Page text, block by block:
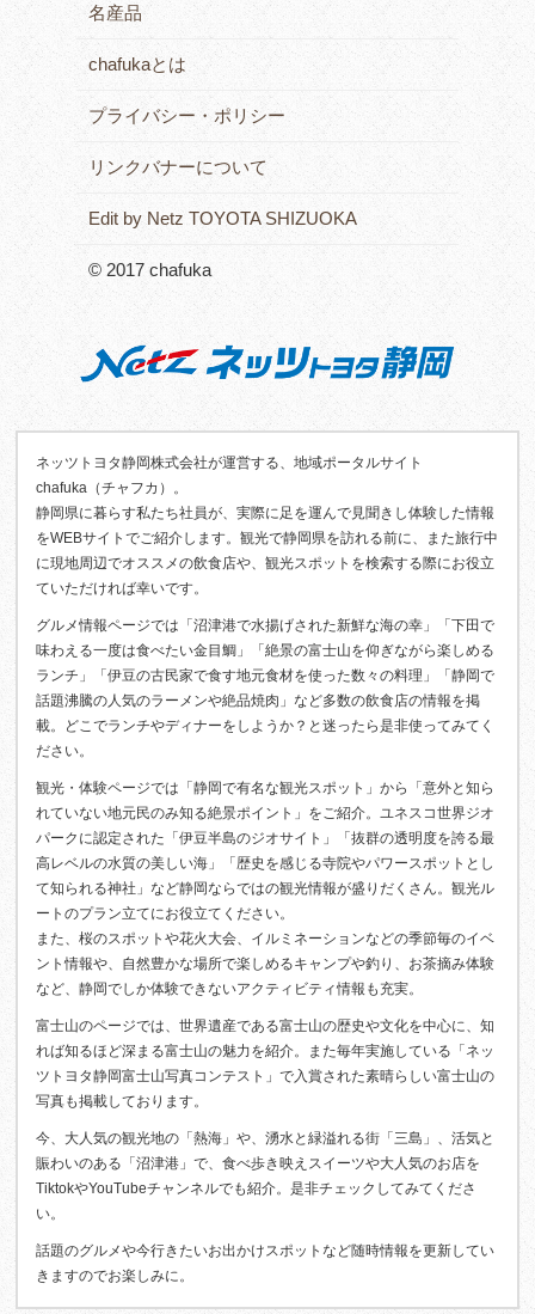
名産品
chafukaとは
プライバシー・ポリシー
リンクバナーについて
Edit by Netz TOYOTA SHIZUOKA
© 2017 chafuka
ネッツトヨタ静岡株式会社が運営する、地域ポータルサイト
chafuka（チャフカ）。
静岡県に暮らす私たち社員が、実際に足を運んで見聞きし体験した情報
をWEBサイトでご紹介します。観光で静岡県を訪れる前に、また旅行中
に現地周辺でオススメの飲食店や、観光スポットを検索する際にお役立
ていただければ幸いです。
グルメ情報ページでは「沼津港で水揚げされた新鮮な海の幸」「下田で
味わえる一度は食べたい金目鯛」「絶景の富士山を仰ぎながら楽しめる
ランチ」「伊豆の古民家で食す地元食材を使った数々の料理」「静岡で
話題沸騰の人気のラーメンや絶品焼肉」など多数の飲食店の情報を掲
載。どこでランチやディナーをしようか？と迷ったら是非使ってみてく
ださい。
観光・体験ページでは「静岡で有名な観光スポット」から「意外と知ら
れていない地元民のみ知る絶景ポイント」をご紹介。ユネスコ世界ジオ
パークに認定された「伊豆半島のジオサイト」「抜群の透明度を誇る最
高レベルの水質の美しい海」「歴史を感じる寺院やパワースポットとし
て知られる神社」など静岡ならではの観光情報が盛りだくさん。観光ル
ートのプラン立てにお役立てください。
また、桜のスポットや花火大会、イルミネーションなどの季節毎のイベ
ント情報や、自然豊かな場所で楽しめるキャンプや釣り、お茶摘み体験
など、静岡でしか体験できないアクティビティ情報も充実。
富士山のページでは、世界遺産である富士山の歴史や文化を中心に、知
れば知るほど深まる富士山の魅力を紹介。また毎年実施している「ネッ
ツトヨタ静岡富士山写真コンテスト」で入賞された素晴らしい富士山の
写真も掲載しております。
今、大人気の観光地の「熱海」や、湧水と緑溢れる街「三島」、活気と
賑わいのある「沼津港」で、食べ歩き映えスイーツや大人気のお店を
TiktokやYouTubeチャンネルでも紹介。是非チェックしてみてくださ
い。
話題のグルメや今行きたいお出かけスポットなど随時情報を更新してい
きますのでお楽しみに。